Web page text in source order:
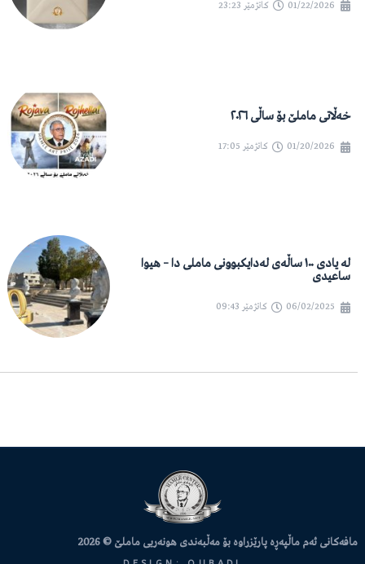
01/22/2026 کاتژمێر 23:23
خەڵاتی ماملێ بۆ ساڵی ٢٠٢٦
01/20/2026 کاتژمێر 17:05
لە یادی ١٠٠ ساڵەی لەدایکبوونی ماملی دا – هیوا
ساعیدی
06/02/2025 کاتژمێر 09:43
مافەکانی ئەم ماڵپەڕە پارێزراوە بۆ مەڵبەندی هونەریی ماملێ © 2026